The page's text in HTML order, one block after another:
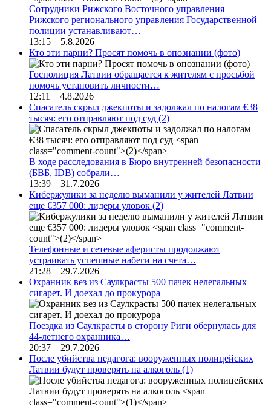
Сотрудники Рижского Восточного управления
Рижского регионального управления Государственной
полиции устанавливают…
13:15 5.8.2026
Кто эти парни? Просят помочь в опознании (фото)
Госполиция Латвии обращается к жителям с просьбой
помочь установить личности…
12:11 4.8.2026
Спасатель скрыл джекпоты и задолжал по налогам €38
тысяч: его отправляют под суд (2)
В ходе расследования в Бюро внутренней безопасности
(БВБ, IDB) собрали…
13:39 31.7.2026
Кибержулики за неделю выманили у жителей Латвии
еще €357 000: лидеры уловок (2)
Телефонные и сетевые аферисты продолжают
устраивать успешные набеги на счета…
21:28 29.7.2026
Охранник вез из Саулкрасты 500 пачек нелегальных
сигарет. И доехал до прокурора
Поездка из Саулкрасты в сторону Риги обернулась для
44-летнего охранника…
20:37 29.7.2026
После убийства педагога: вооруженных полицейских
Латвии будут проверять на алкоголь (1)